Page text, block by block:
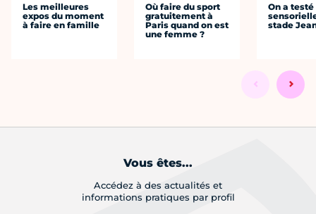
Les meilleures
expos du moment
à faire en famille
Où faire du sport
gratuitement à
Paris quand on est
une femme ?
On a
stade
Vous êtes...
Accédez à des actualités et
informations pratiques par profil